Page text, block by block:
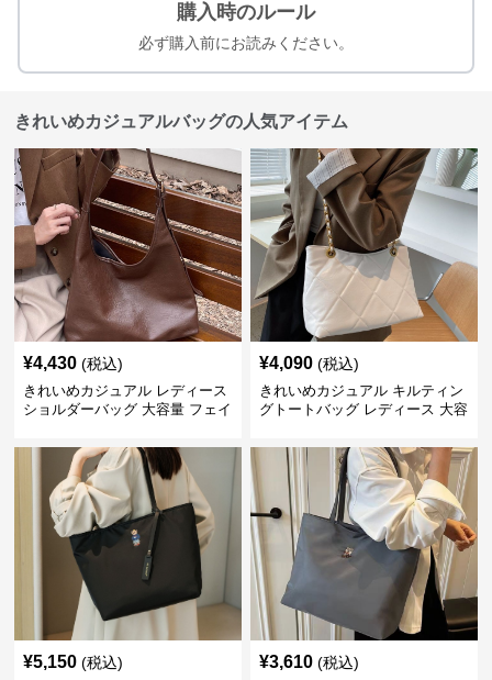
購入時のルール
必ず購入前にお読みください。
きれいめカジュアルバッグの人気アイテム
¥4,430 (税込)
きれいめカジュアル レディース
ショルダーバッグ 大容量 フェイ
2WAY ヴィンテージ風
¥4,090 (税込)
きれいめカジュアル キルティン
グトートバッグ レディース 大容
ゃれ 通勤・通学 シンプル
¥5,150 (税込) ¥3,610 (税込)